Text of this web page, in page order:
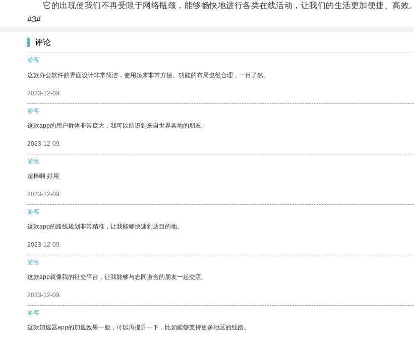
它的出现使我们不再受限于网络瓶颈，能够畅快地进行各类在线活动，让我们的生活更加便捷、高效。
#3#
评论
游客
这款办公软件的界面设计非常简洁，使用起来非常方便。功能的布局也很合理，一目了然。
2023-12-09
游客
这款app的用户群体非常庞大，我可以结识到来自世界各地的朋友。
2023-12-09
游客
超棒啊 好用
2023-12-09
游客
这款app的路线规划非常精准，让我能够快速到达目的地。
2023-12-09
游客
这款app就像我的社交平台，让我能够与志同道合的朋友一起交流。
2023-12-09
游客
这款加速器app的加速效果一般，可以再提升一下，比如能够支持更多地区的线路。